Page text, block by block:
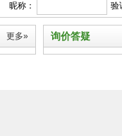
昵称： 验
更多» 询价答疑